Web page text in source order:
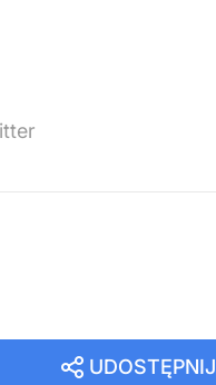
UDOSTĘPNIJ